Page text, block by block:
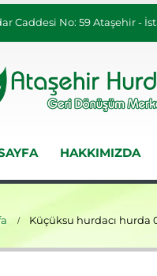
Caddesi No: 59 Ataşehir -
HAKKIMIZDA
Küçüksu hurdacı hurda